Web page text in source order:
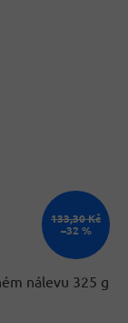
133,30 Kč
–32 %
nálevu 325 g